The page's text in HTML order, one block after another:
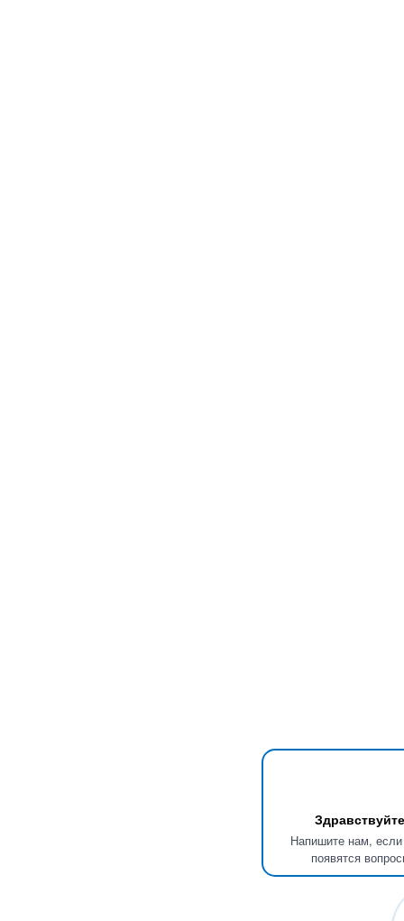
Напишите нам,
появятся